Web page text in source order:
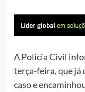
A Polícia Civil
terça-feira, que já
caso e